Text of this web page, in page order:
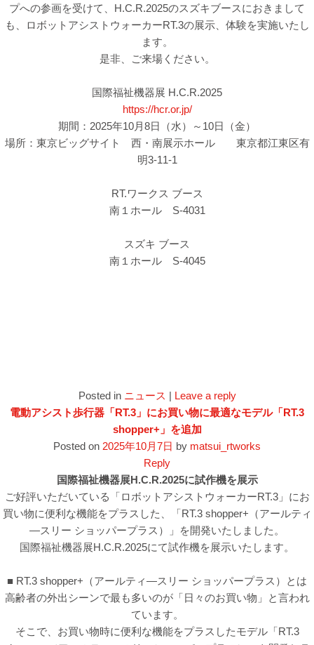
プへの参画を受けて、H.C.R.2025のスズキブースにおきまして
も、ロボットアシストウォーカーRT.3の展示、体験を実施いたし
ます。
是非、ご来場ください。
国際福祉機器展 H.C.R.2025
https://hcr.or.jp/
期間：2025年10月8日（水）～10日（金）
場所：東京ビッグサイト 西・南展示ホール 東京都江東区有
明3-11-1
RT.ワークス ブース
南１ホール S-4031
スズキ ブース
南１ホール S-4045
Posted in ニュース | Leave a reply
電動アシスト歩行器「RT.3」にお買い物に最適なモデル「RT.3
shopper+」を追加
Posted on 2025年10月7日 by matsui_rtworks
Reply
国際福祉機器展H.C.R.2025に試作機を展示
ご好評いただいている「ロボットアシストウォーカーRT.3」にお
買い物に便利な機能をプラスした、「RT.3 shopper+（アールティ
―スリー ショッパープラス）」を開発いたしました。
国際福祉機器展H.C.R.2025にて試作機を展示いたします。
■ RT.3 shopper+（アールティ―スリー ショッパープラス）とは
高齢者の外出シーンで最も多いのが「日々のお買い物」と言われ
ています。
そこで、お買い物時に便利な機能をプラスしたモデル「RT.3